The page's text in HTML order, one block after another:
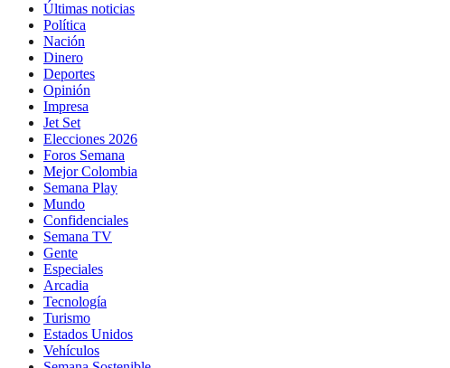
Últimas noticias
Política
Nación
Dinero
Deportes
Opinión
Impresa
Jet Set
Elecciones 2026
Foros Semana
Mejor Colombia
Semana Play
Mundo
Confidenciales
Semana TV
Gente
Especiales
Arcadia
Tecnología
Turismo
Estados Unidos
Vehículos